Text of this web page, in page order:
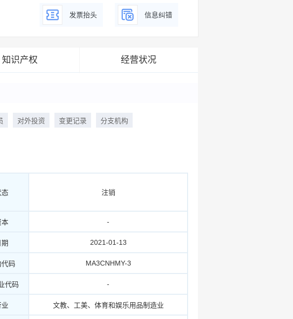
发票抬头 信息纠错
知识产权 经营状况
对外投资 变更记录 分支机构
态 注销
本 -
2021-01-13
码 MA3CNHMY-3
代码 -
文教、工美、体育和娱乐用品制造业